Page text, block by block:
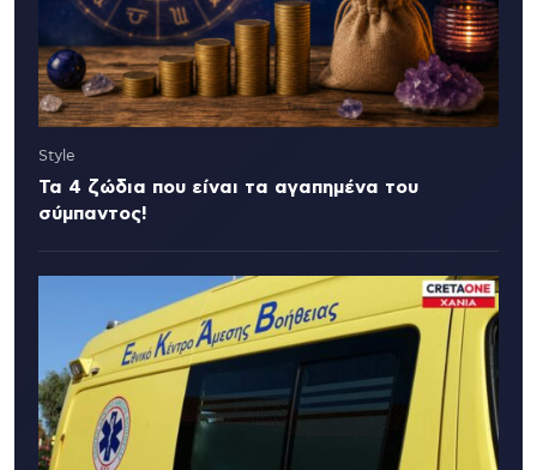
Style
Τα 4 ζώδια που είναι τα αγαπημένα του
σύμπαντος!